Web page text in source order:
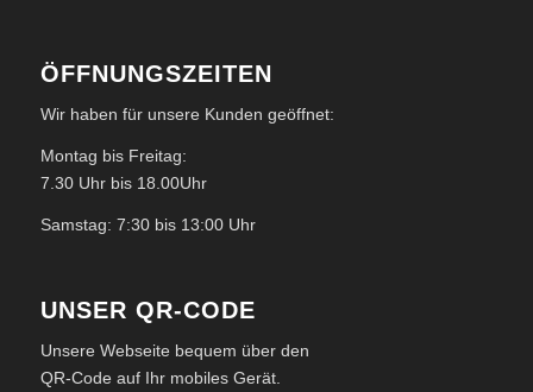
ÖFFNUNGSZEITEN
Wir haben für unsere Kunden geöffnet:
Montag bis Freitag:
7.30 Uhr bis 18.00Uhr
Samstag: 7:30 bis 13:00 Uhr
UNSER QR-CODE
Unsere Webseite bequem über den
QR-Code auf Ihr mobiles Gerät.